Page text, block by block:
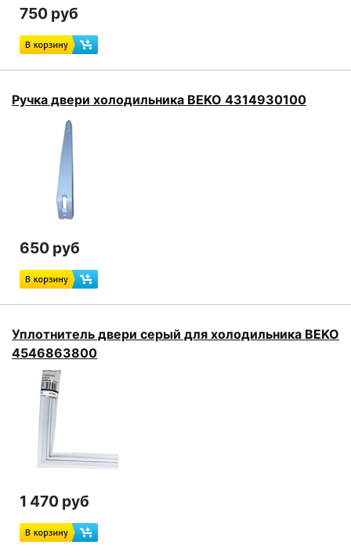
750 руб
Ручка двери холодильника BEKO 4314930100
650 руб
Уплотнитель двери серый для холодильника BEKO
4546863800
1 470 руб